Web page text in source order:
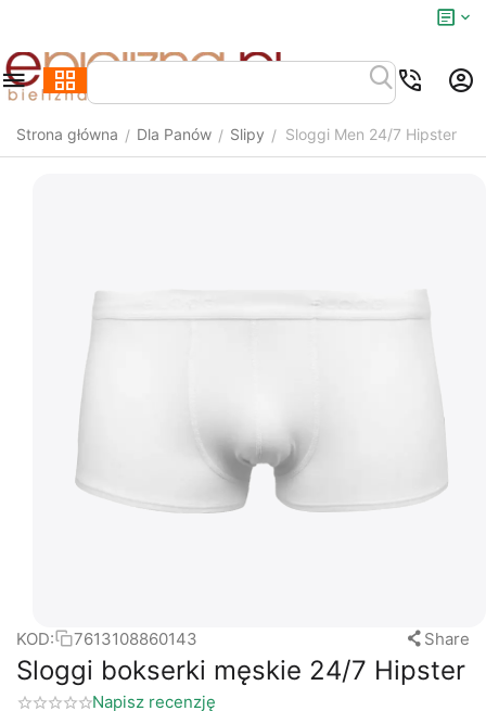
Strona główna / Dla Panów / Slipy / Sloggi Men 24/7 Hipster
KOD: 7613108860143 Share
Sloggi bokserki męskie 24/7 Hipster
Napisz recenzję